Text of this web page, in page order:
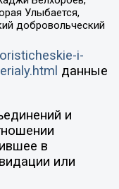
Улыбается,
добровольческий
i-
данные
и
в
или